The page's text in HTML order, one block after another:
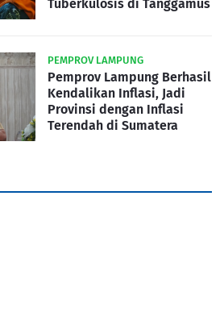
Tuberkulosis di Tanggamus
PEMPROV LAMPUNG
Pemprov Lampung Berhasil
Kendalikan Inflasi, Jadi
Provinsi dengan Inflasi
Terendah di Sumatera